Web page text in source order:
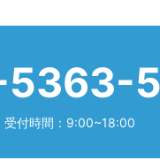
受付時間：9:00~18:00